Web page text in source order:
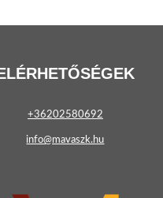
+36202580692
info@mavaszk.hu